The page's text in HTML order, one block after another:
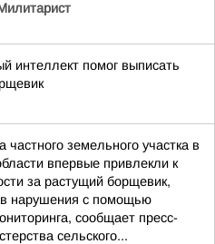
интеллект помог выписать
частного земельного участка в
впервые привлекли к
за растущий борщевик,
нарушения с помощью
сообщает пресс-
сельского...